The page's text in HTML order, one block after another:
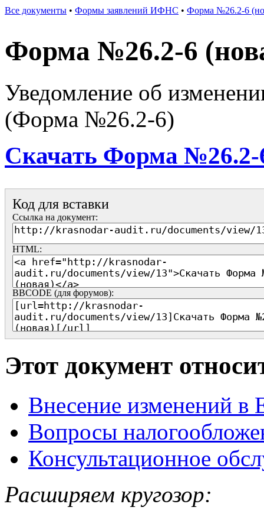
Все документы • Формы заявлений ИФНС • Форма №26.2-6
Форма №26.2-6
Уведомление об
(Форма №26.2-6)
Скачать Форма №26.2-
Код для вставки
Ссылка на документ:
HTML:
BBCODE (для форумов):
Этот документ
Внесение изменений
Вопросы
Консультационное
Расширяем кругозор: